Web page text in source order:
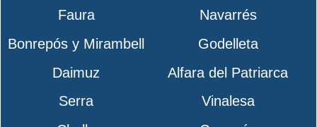
Faura
Navarrés
Bonrepós y Mirambell
Godelleta
Daimuz
Alfara del Patriarca
Serra
Vinalesa